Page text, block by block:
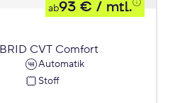
ab93 € / mtl.
CVT Comfort
Automatik
Stoff